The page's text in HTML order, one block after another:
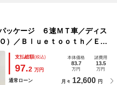
ッケージ ６速ＭＴ車／ディス
）／Ｂｌｕｅｔｏｏｔｈ／ＥＴ
クモニター／ＬＥＤヘッドラン
レコ／ｉ－ｓｔｏｐ／純正１６
支払総額(税込)
97.2 万円
本体価格
83.7
万円
諸費用
13.5
万円
通常ローン 月々 12,600 円